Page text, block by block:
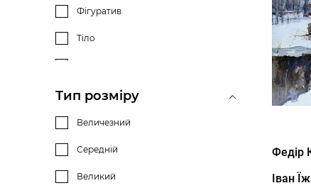
Фігуратив
Тіло
Тварини
Церква
Інтер'єр
Тип розміру
Величезний
Середній
Великий
Федір
Іван